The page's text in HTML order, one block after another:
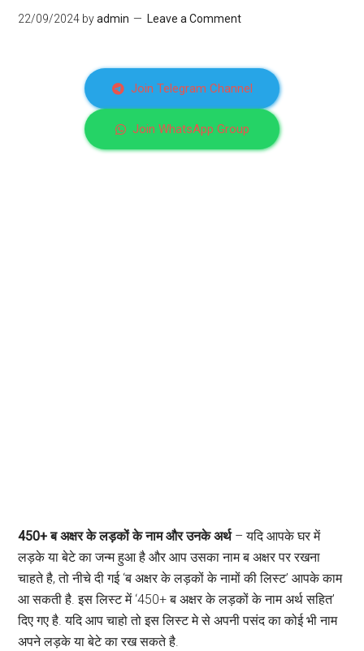
22/09/2024 byadmin Leave a Comment
Join Telegram Channel
Join WhatsApp Group
450+ ब अक्षर के लड़कों के नाम और उनके अर्थ– यदि आपके घर में
लड़के या बेटे का जन्म हुआ है और आप उसका नाम ब अक्षर पर रखना
चाहते है, तो नीचे दी गई ‘ब अक्षर के लड़कों के नामों की लिस्ट’ आपके काम
आ सकती है. इस लिस्ट में ‘450+ ब अक्षर के लड़कों के नाम अर्थ सहित’
दिए गए है. यदि आप चाहो तो इस लिस्ट मे से अपनी पसंद का कोई भी नाम
अपने लड़के या बेटे का रख सकते है.